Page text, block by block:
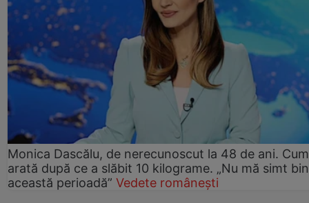
Monica Dascălu, de nerecunoscut la 48 de ani. Cum
arată după ce a slăbit 10 kilograme. „Nu mă simt
această perioadă” Vedete românești